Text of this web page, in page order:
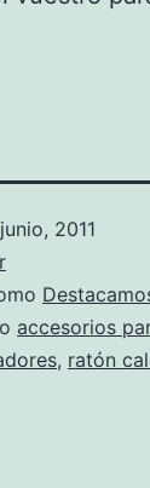
2011
accesorios
, ratón